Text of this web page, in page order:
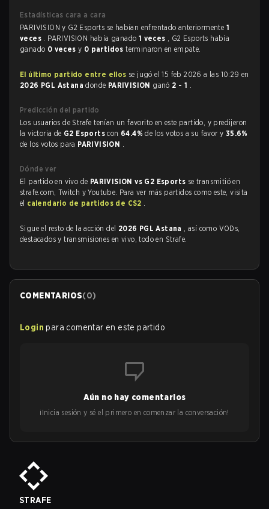
Estadísticas cara a cara
PARIVISION y G2 Esports se habían enfrentado anteriormente 1
veces . PARIVISION había ganado 1 veces , G2 Esports había
ganado 0 vecesy 0 partidosterminaron en empate.
El último partido entre ellos se jugó el 15 feb 2026 a las 10:29 en
2026 PGL Astanadonde PARIVISION ganó 2 - 1 .
Predicción del partido
Los usuarios de Strafe tenían un favorito en este partido, y predijeron
la victoria de G2 Esportscon 64.4%de los votos a su favor y 35.6%
de los votos para PARIVISION .
Dónde ver
El partido en vivo de PARIVISION vs G2 Esports se transmitió en
strafe.com, Twitch y Youtube. Para ver más partidos como este, visita
el calendario de partidos de CS2 .
Sigue el resto de la acción del 2026 PGL Astana , así como VODs,
destacados y transmisiones en vivo, todo en Strafe.
COMENTARIOS(0)
Login para comentar en este partido
Aún no hay comentarios
¡Inicia sesión y sé el primero en comenzar la conversación!
STRAFE